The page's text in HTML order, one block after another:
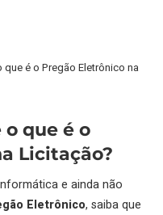
que é o Pregão Eletrônico na
o que é o
Licitação?
e ainda não
Eletrônico, saiba que